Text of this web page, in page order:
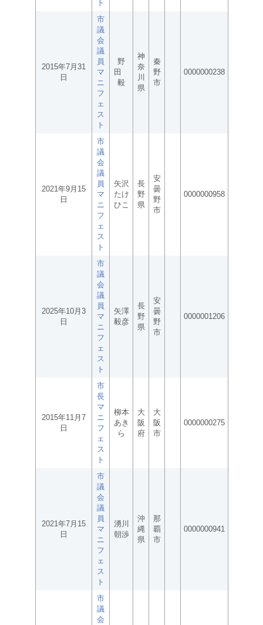
ト
2015年7月31
日
市
議
会
議
員
マ
ニ
フ
ェ
ス
ト
野
田
毅
神
奈
川
県
秦
野
市
0000000238
2021年9月15
日
市
議
会
議
員
マ
ニ
フ
ェ
ス
ト
矢沢
たけ
ひこ
長
野
県
安
曇
野
市
0000000958
2025年10月3
日
市
議
会
議
員
マ
ニ
フ
ェ
ス
ト
矢澤
毅彦
長
野
県
安
曇
野
市
0000001206
2015年11月7
日
市
長
マ
ニ
フ
ェ
ス
ト
柳本
あき
ら
大
阪
府
大
阪
市
0000000275
2021年7月15
日
市
議
会
議
員
マ
ニ
フ
ェ
ス
ト
湧川
朝渉
沖
縄
県
那
覇
市
0000000941
市
議
会